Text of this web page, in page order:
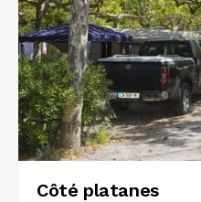
Côté platanes